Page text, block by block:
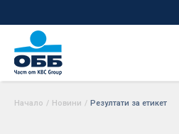
Начало / Новини / Резултати за етикет